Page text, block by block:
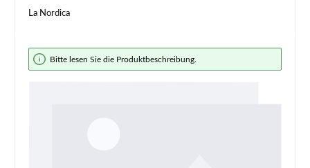
La Nordica
Bildergalerie überspringen
Bitte lesen Sie die Produktbeschreibung.